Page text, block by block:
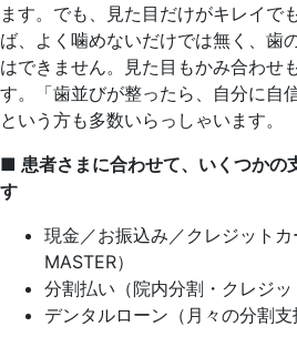
ます。でも、見た目だけがキレイで
ば、よく噛めないだけでは無く、歯
はできません。見た目もかみ合わせ
す。「歯並びが整ったら、自分に自
という方も多数いらっしゃいます。
■ 患者さまに合わせて、いくつかの
す
現金／お振込み／クレジット
MASTER）
分割払い（院内分割・クレジッ
デンタルローン（月々の分割支